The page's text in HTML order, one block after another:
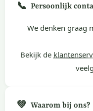
📞 Persoonlijk
We denken graag
Bekijk de
💚 Waarom bij ons?